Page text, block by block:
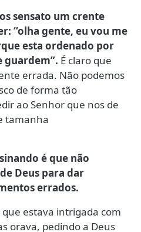
sensato um crente
“olha gente, eu vou me
esta ordenado por
guardem”. É claro que
errada. Não podemos
de forma tão
ao Senhor que nos de
tamanha
é que não
Deus para dar
errados.
estava intrigada com
orava, pedindo a Deus